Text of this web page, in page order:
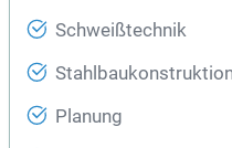
Schweißtechnik
Planung